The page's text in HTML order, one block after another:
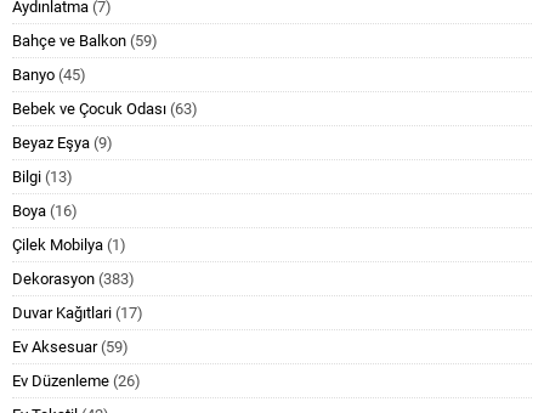
Aydınlatma (7)
Bahçe ve Balkon (59)
Banyo (45)
Bebek ve Çocuk Odası (63)
Beyaz Eşya (9)
Bilgi (13)
Boya (16)
Çilek Mobilya (1)
Dekorasyon (383)
Duvar Kağıtlari (17)
Ev Aksesuar(59)
Ev Düzenleme (26)